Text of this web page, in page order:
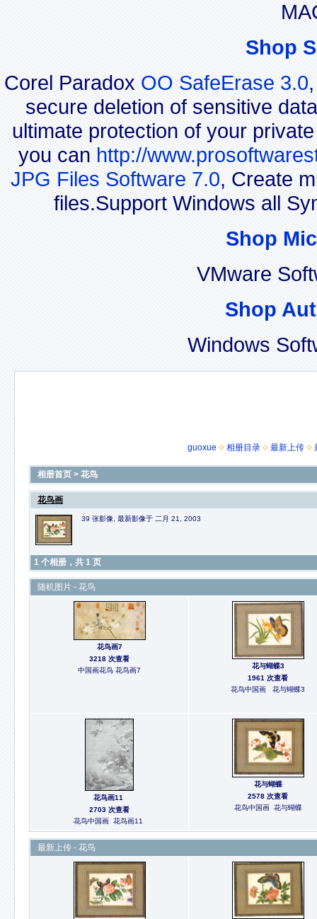
Shop
Corel Paradox OO SafeErase 3.0
secure deletion of sensitive
ultimate protection of your
you can http://
JPG Files Software 7.0, Create
files.Support Windows all
Shop
VMware
Shop
Windows
guoxue 相册目录 最新上传
相册首页 > 花鸟
花鸟画
39 张影像, 最新影像于 二月 21, 2003
1 个相册，共 1 页
随机图片 - 花鸟
花鸟画7
3218 次查看
中国画花鸟 花鸟画7
花与蝴蝶3
1961 次查看
花鸟中国画 花与蝴蝶3
花鸟画11
2703 次查看
花鸟中国画 花鸟画11
花与蝴蝶
2578 次查看
花鸟中国画 花与蝴蝶
最新上传 - 花鸟